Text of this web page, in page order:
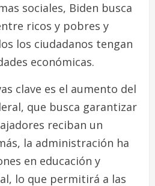
sociales, Biden busca
ricos y pobres y
los ciudadanos tengan
económicas.
clave es el aumento del
que busca garantizar
reciban un
la administración ha
en educación y
lo que permitirá a las